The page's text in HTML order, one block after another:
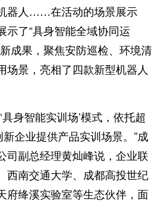
器人……在活动的场景展示
示了“具身智能全域协同运
成果，聚焦安防巡检、环境清
场景，亮相了四款新型机器人
身智能实训场’模式，依托超
企业提供产品实训场景。”成
司副总经理黄灿峰说，企业联
西南交通大学、成都高投世纪
府绛溪实验室等生态伙伴，面